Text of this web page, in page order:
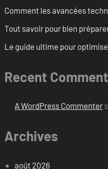
Comment les avancées
Tout savoir pour bien
Le guide ultime pour
Recent
A WordPress Commenter
Archives
août 2026